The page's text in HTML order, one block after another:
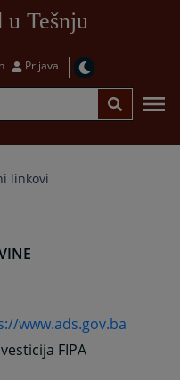
u Tešnju
Prijava
linkovi
www.ads.gov.ba
FIPA